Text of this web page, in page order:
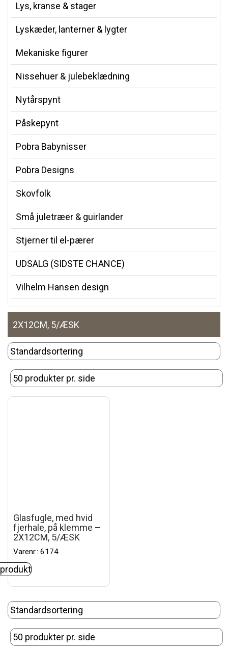
Lys, kranse & stager
Lyskæder, lanterner & lygter
Mekaniske figurer
Nissehuer & julebeklædning
Nytårspynt
Påskepynt
Pobra Babynisser
Pobra Designs
Skovfolk
Små juletræer & guirlander
Stjerner til el-pærer
UDSALG (SIDSTE CHANCE)
Vilhelm Hansen design
2X12CM, 5/ÆSK
Glasfugle, med hvid
fjerhale, på klemme –
2X12CM, 5/ÆSK
Varenr.: 6174